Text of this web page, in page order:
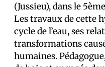
(Jussieu), dans le
Les travaux de cette
cycle de l’eau, ses
transformations
humaines.